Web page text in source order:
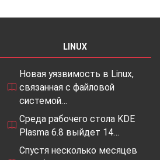
LINUX
Новая уязвимость в Linux,
связанная с файловой
системой…
Среда рабочего стола KDE
Plasma 6.8 выйдет 14…
Спустя несколько месяцев